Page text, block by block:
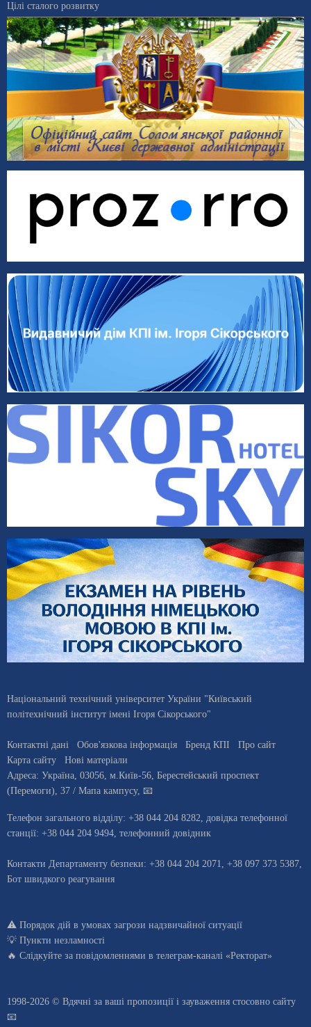
Цілі сталого розвитку
Національний технічний університет України "Київський
політехнічний інститут імені Ігоря Сікорського"
Контактні дані Обов'язкова інформація Бренд КПІ
Про сайт
Карта сайту
Нові матеріали
Адреса: Україна 03056 , м. Київ-56, Берестейський проспект
(Перемоги), 37 / Мапа кампусу, 📧
Телефон загального відділу: +38 044 204 8282 , довiдка телефонної
станцiї: +38 044 204 9494 телефонний довідник
Контакти Департаменту безпеки: +38 044 204 2071, +38 097 373 5387,
Бот швидкого реагування
⚠️ Порядок дій в умовах загрози надзвичайної ситуації
💡 Пункти незламності
🔥 Слідкуйте за повідомленнями в телеграм-каналі «Ректорат»
1998-2026 © Вдячні за ваші пропозиції і зауваження стосовно сайту
📧